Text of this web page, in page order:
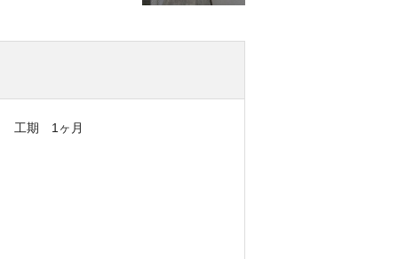
工期 1ヶ月